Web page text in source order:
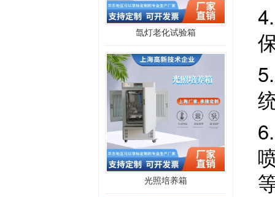
氙灯老化试验箱
光照培养箱